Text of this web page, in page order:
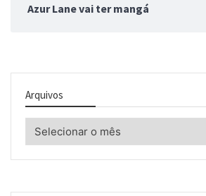
Azur Lane vai ter mangá
Arquivos